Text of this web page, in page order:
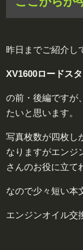
昨日までご紹介し
XV1600ロードス
の前・後編ですが
たいと思います。
写真枚数が四枚し
なりますがエンジ
さんのお役に立て
なので少々短い本
エンジンオイル交